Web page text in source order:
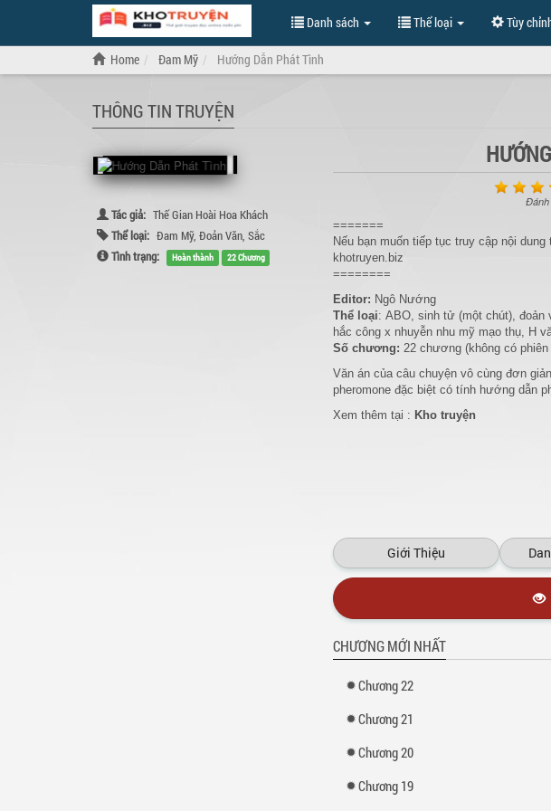
Danh sách Thể loại Tùy
Home Đam Mỹ Hướng Dẫn Phát Tình
THÔNG TIN TRUYỆN
Tác giả: Thế Gian Hoài Hoa Khách
Thể loại: Đam Mỹ, Đoản Văn Sắc
Tình trạng:
Hoàn thành 22 Chương
Đánh
=======
Nếu bạn muốn tiếp tục truy cập nội
khotruyen.biz
========
Editor: Ngô Nướng
Thể loại: ABO, sinh tử (một chút), đoản
hắc công x nhuyễn nhu mỹ mạo thụ, H
Số chương: 22 chương (không có phiên
Văn án của câu chuyện vô cùng đơn
pheromone đặc biệt có tính hướng dẫn
Xem thêm tại : Kho truyện
Giới Thiệu
CHƯƠNG MỚI NHẤT
Chương 22
Chương 21
Chương 20
Chương 19